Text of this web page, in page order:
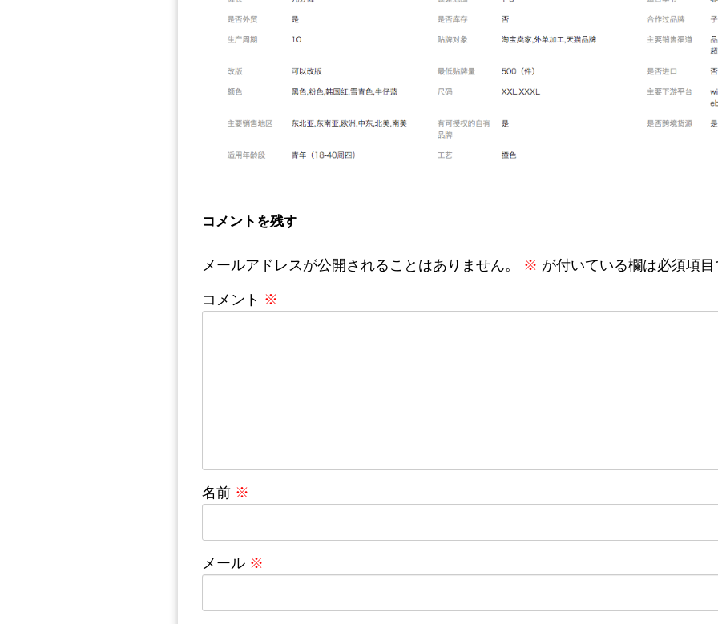
コメントを残す
メールアドレスが公開されることはありません。 ※ が付いている欄は必須項
コメント ※
名前 ※
メール ※